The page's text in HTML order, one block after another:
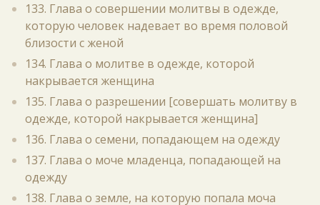
133. Глава о совершении молитвы в одежде,
которую человек надевает во время половой
близости с женой
134. Глава о молитве в одежде, которой
накрывается женщина
135. Глава о разрешении [совершать молитву в
одежде, которой накрывается женщина]
136. Глава о семени, попадающем на одежду
137. Глава о моче младенца, попадающей на
одежду
138. Глава о земле, на которую попала моча